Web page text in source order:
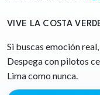
VIVE LA COSTA
Si buscas emoción
Despega con pilotos
Lima como nunca.